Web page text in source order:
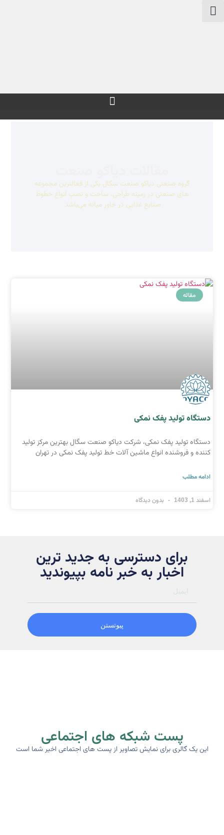
گروه صنعتی دیاکو صنعت سگال یکی از فعالترین مجموعه
های صنعتی در زمینه طراحی، ساخت و نصب انواع خطوط
صنایع غذایی در خاور میانه می‌باشد.
مقاله
دستگاه تولید پفک نمکی
دستگاه تولید پفک نمکی، شرکت دیاکو صنعت سگال بهترین مرکز تولید
کننده و فروشنده انواع ماشین آلات خط تولید پفک نمکی در تهران
ادامه مطلب
اسفند 1, 1403 بدون دیدگاه
برای دسترسی به جدید ترین
اخبار به خبر نامه بپیوندید
پیوتستن
پست شبکه های اجتماعی
این یک گالری برای نمایش تصاویر از پست های اجتماعی اخیر شما است